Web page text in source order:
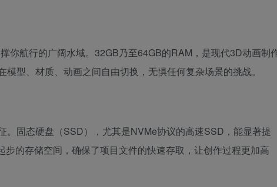
你航行的广阔水域。32GB乃至64GB的RAM，是现代3D动画制
型、材质、动画之间自由切换，无惧任何复杂场景的挑战。
。固态硬盘（SSD），尤其是NVMe协议的高速SSD，能显著提
的存储空间，确保了项目文件的快速存取，让创作过程更加高